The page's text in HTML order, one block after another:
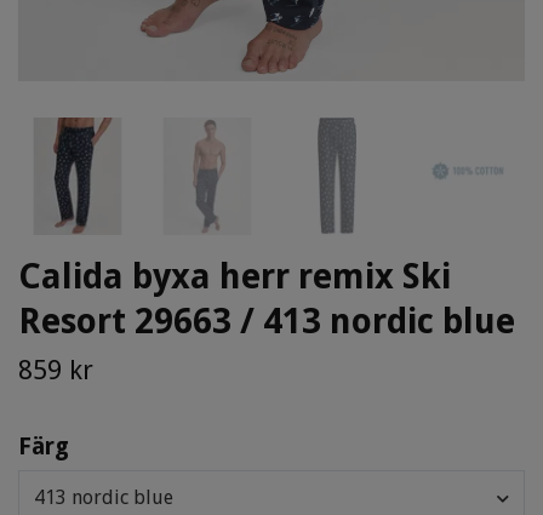
Calida byxa herr remix Ski
Resort 29663 / 413 nordic blue
859 kr
Färg
413 nordic blue